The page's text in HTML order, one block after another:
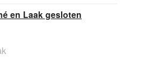
en Laak gesloten